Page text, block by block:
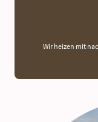
Wir heizen mit